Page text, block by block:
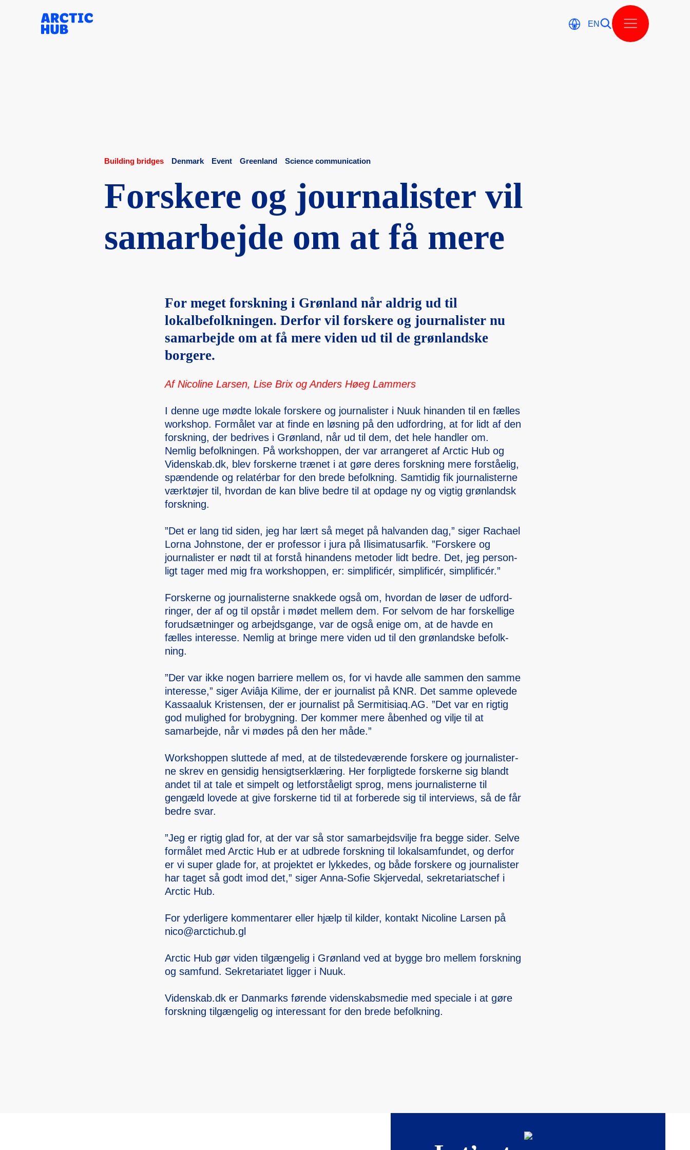
EN
Building bridges Denmark Event Greenland Science communication
Forske­re og journa­lister vil
samarb­ejde om at få mere
For meget forskning i Grønland når aldrig ud til
lokalbefolkningen. Derfor vil forskere og journalister nu
samarbejde om at få mere viden ud til de grønlandske
borgere.
Af Nicoli­ne Larsen, Lise Brix og Anders Høeg Lammer­s
I denne uge mødte lokale forske­re og journa­lister i Nuuk hinand­en til en fælles
worksh­op. Formålet var at finde en løsning på den udford­ring, at for lidt af den
forskn­ing, der bedriv­es i Grønland, når ud til dem, det hele handle­r om.
Nemlig befolk­ningen. På worksh­oppen, der var arrang­eret af Arctic Hub og
Videns­kab.dk, blev forske­rne trænet i at gøre deres forskn­ing mere forståelig,
spændende og relatérbar for den brede befolk­ning. Samtid­ig fik journa­lister­ne
værktøjer til, hvorda­n de kan blive bedre til at opdage ny og vigtig grønlands­k
forskn­ing.
”Det er lang tid siden, jeg har lært så meget på halvan­den dag,” siger Rachae­l
Lorna Johnst­one, der er profes­sor i jura på Ilisim­atusar­fik. ”Forske­re og
journa­lister er nødt til at forstå hinand­ens metode­r lidt bedre. Det, jeg person­
ligt tager med mig fra worksh­oppen, er: simpli­ficér, simpli­ficér, simpli­ficér.”
Forske­rne og journa­lister­ne snakke­de også om, hvorda­n de løser de udford­
ringer, der af og til opstår i mødet mellem dem. For selvom de har forske­llige
forudsætninge­r og arbejd­sgange, var de også enige om, at de havde en
fælles intere­sse. Nemlig at bringe mere viden ud til den grønlands­ke befolk­
ning.
”Der var ikke nogen barrie­re mellem os, for vi havde alle sammen den samme
intere­sse,” siger Aviâja Kilime, der er journa­list på KNR. Det samme opleve­de
Kassaa­luk Kriste­nsen, der er journa­list på Sermit­isiaq.AG. ”Det var en rigtig
god muligh­ed for brobyg­ning. Der kommer mere åbenhed og vilje til at
samarb­ejde, når vi mødes på den her måde.”
Worksh­oppen slutte­de af med, at de tilste­deværende forske­re og journa­lister­
ne skrev en gensid­ig hensig­tserklæring. Her forpli­gtede forske­rne sig blandt
andet til at tale et simpel­t og letfor­ståeligt sprog, mens journa­lister­ne til
gengæld lovede at give forske­rne tid til at forber­ede sig til interv­iews, så de får
bedre svar.
”Jeg er rigtig glad for, at der var så stor samarb­ejdsvi­lje fra begge sider. Selve
formålet med Arctic Hub er at udbred­e forskn­ing til lokals­amfund­et, og derfor
er vi super glade for, at projek­tet er lykked­es, og både forske­re og journa­lister
har taget så godt imod det,” siger Anna-Sofie Skjerv­edal, sekret­ariats­chef i
Arctic Hub.
For yderli­gere kommen­tarer eller hjælp til kilder, kontak­t Nicoli­ne Larsen på
nico@arctic­hub.gl
Arctic Hub gør viden tilgængelig i Grønland ved at bygge bro mellem forskn­ing
og samfun­d. Sekret­ariate­t ligger i Nuuk.
Videns­kab.dk er Danmar­ks førende videns­kabsme­die med specia­le i at gøre
forskn­ing tilgængelig og intere­ssant for den brede befolk­ning.